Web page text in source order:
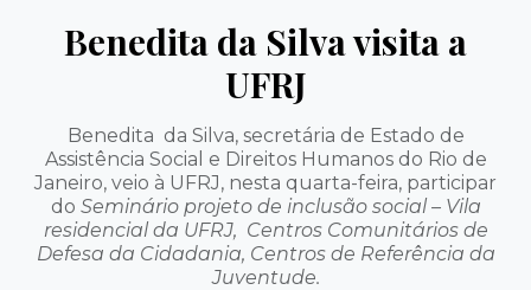
Benedita da Silva visita a
UFRJ
Benedita da Silva, secretária de Estado de
Assistência Social e Direitos Humanos do Rio de
Janeiro, veio à UFRJ, nesta quarta-feira, participar
do Seminário projeto de inclusão social – Vila
residencial da UFRJ, Centros Comunitários de
Defesa da Cidadania, Centros de Referência da
Juventude.